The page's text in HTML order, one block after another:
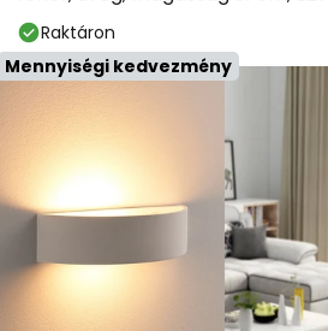
Raktáron
Mennyiségi kedvezmény